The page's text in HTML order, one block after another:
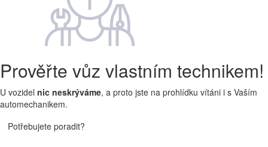
Prověřte vůz vlastním technikem!
U vozidel nic neskrýváme, a proto jste na prohlídku vítáni i s Vaším
automechanikem.
Potřebujete poradit?